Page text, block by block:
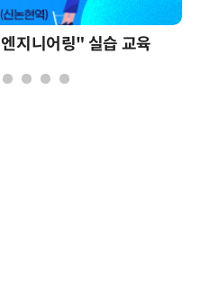
지니어링" 실습 교육